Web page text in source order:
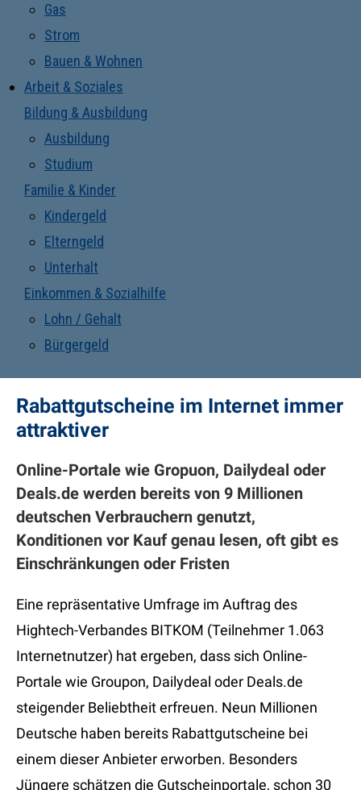
Gas
Strom
Bauen & Wohnen
Arbeit & Soziales
Bildung & Ausbildung
Ausbildung
Studium
Familie & Kinder
Kindergeld
Elterngeld
Unterhalt
Einkommen & Sozialhilfe
Lohn / Gehalt
Bürgergeld
Rabattgutscheine im Internet immer
attraktiver
Online-Portale wie Gropuon, Dailydeal oder
Deals.de werden bereits von 9 Millionen
deutschen Verbrauchern genutzt,
Konditionen vor Kauf genau lesen, oft gibt es
Einschränkungen oder Fristen
Eine repräsentative Umfrage im Auftrag des
Hightech-Verbandes BITKOM (Teilnehmer 1.063
Internetnutzer) hat ergeben, dass sich Online-
Portale wie Groupon, Dailydeal oder Deals.de
steigender Beliebtheit erfreuen. Neun Millionen
Deutsche haben bereits Rabattgutscheine bei
einem dieser Anbieter erworben. Besonders
Jüngere schätzen die Gutscheinportale, schon 30